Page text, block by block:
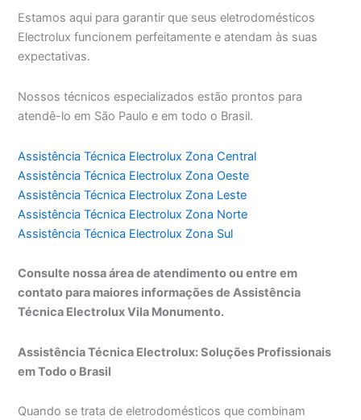
Estamos aqui para garantir que seus eletrodomésticos
Electrolux funcionem perfeitamente e atendam às suas
expectativas.
Nossos técnicos especializados estão prontos para
atendê-lo em São Paulo e em todo o Brasil.
Assistência Técnica Electrolux Zona Central
Assistência Técnica Electrolux Zona Oeste
Assistência Técnica Electrolux Zona Leste
Assistência Técnica Electrolux Zona Norte
Assistência Técnica Electrolux Zona Sul
Consulte nossa área de atendimento ou entre em
contato para maiores informações de Assistência
Técnica Electrolux Vila Monumento.
Assistência Técnica Electrolux: Soluções Profissionais
em Todo o Brasil
Quando se trata de eletrodomésticos que combinam